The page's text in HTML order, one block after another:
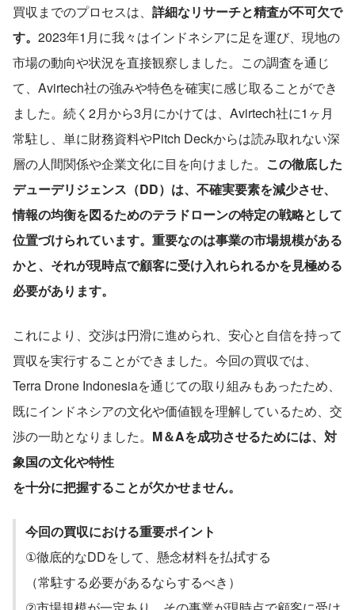
買収までのプロセスは、 詳細なリサーチと精査が不可欠で
す。 2023年1月に我々はインドネシアに足を運び、現地の
市場の動向や状況を直接観察しました。この調査を通じ
て、Avirtech社の強みや特色を確実に感じ取ることができ
ました。続く2月から3月にかけては、Avirtech社に1ヶ月
常駐し、単に財務資料やPitch Deckからは読み取れない深
層の人間関係や企業文化に目を向けました。 この徹底した
デューデリジェンス（DD）は、不確実要素を減少させ、
情報の均衡を図るためのテラドローンの特定の戦略として
位置づけられています。重要なのは事業の市場規模がある
かと、それが現時点で顧客に受け入れられるかを見極める
必要があります。
これにより、交渉は円滑に進められ、安心と自信を持って
買収を実行することができました。今回の買収では、
Terra Drone Indonesiaを通じての取り組みもあったため、
既にインドネシアの文化や価値観を理解しているため、交
渉の一助となりました。 M＆Aを成功させるためには、対
象国の文化や特性
を十分に把握することが欠かせません。
今回の買収における重要ポイント
①徹底的なDDをして、懸念材料を払拭する
（常駐する必要があるならするべき）